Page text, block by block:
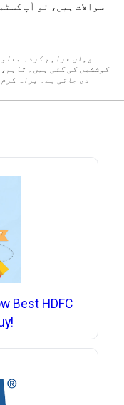
سوالات ہیں، تو آپ
یہاں فراہم کردہ
کوششیں کی گئی ہیں۔
دی جاتی ہے۔ براہ
Best HDFC